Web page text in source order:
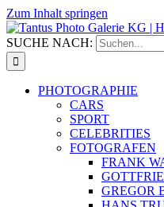
Zum Inhalt springen
SUCHE NACH:
PHOTOGRAPHIE
CARS
SPORT
CELEBRITIES
FOTOGRAFEN
FRANK
GREGOR